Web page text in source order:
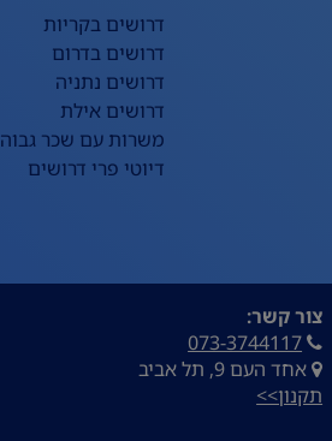
דרושים בקריות
דרושים בדרום
דרושים נתניה
דרושים אילת
משרות עם שכר גבוה
דיוטי פרי דרושים
צור קשר:
073-3744117
אחד העם 9, תל אביב
תקנון>>